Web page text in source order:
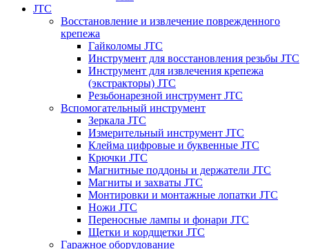
JTC
Восстановление и извлечение поврежденного
крепежа
Гайколомы JTC
Инструмент для восстановления резьбы JTC
Инструмент для извлечения крепежа
(экстракторы) JTC
Резьбонарезной инструмент JTC
Вспомогательный инструмент
Зеркала JTC
Измерительный инструмент JTC
Клейма цифровые и буквенные JTC
Крючки JTC
Магнитные поддоны и держатели JTC
Магниты и захваты JTC
Монтировки и монтажные лопатки JTC
Ножи JTC
Переносные лампы и фонари JTC
Щетки и кордщетки JTC
Гаражное оборудование